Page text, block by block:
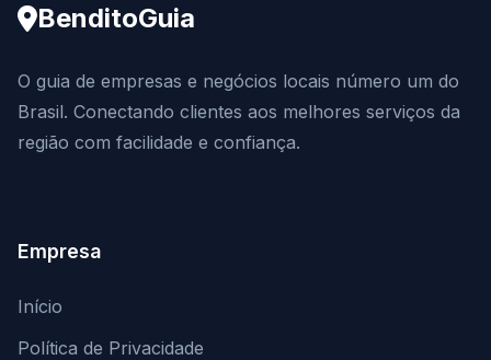
BenditoGuia
O guia de empresas e negócios locais número um do
Brasil. Conectando clientes aos melhores serviços da
região com facilidade e confiança.
Empresa
Início
Política de Privacidade